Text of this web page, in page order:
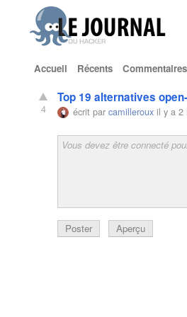
Accueil Récents Commentaires
4
Top 19 alternatives
écrit parcamilleroux il y a
Poster Aperçu